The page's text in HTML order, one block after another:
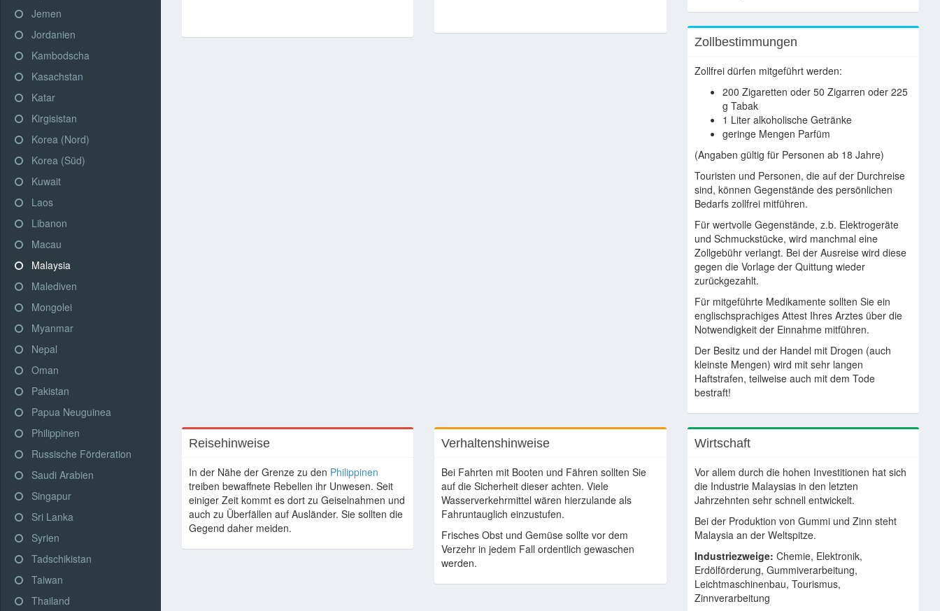
Jemen
Jordanien
Kambodscha
Kasachstan
Katar
Kirgisistan
Korea (Nord)
Korea (Süd)
Kuwait
Laos
Libanon
Macau
Malaysia
Malediven
Mongolei
Myanmar
Nepal
Oman
Pakistan
Papua Neuguinea
Philippinen
Russische Förderation
Saudi Arabien
Singapur
Sri Lanka
Syrien
Tadschikistan
Taiwan
Thailand
Zollbestimmungen
Zollfrei dürfen mitgeführt werden:
200 Zigaretten oder 50 Zigarren oder 225
g Tabak
1 Liter alkoholische Getränke
geringe Mengen Parfüm
(Angaben gültig für Personen ab 18 Jahre)
Touristen und Personen, die auf der Durchreise
sind, können Gegenstände des persönlichen
Bedarfs zollfrei mitführen.
Für wertvolle Gegenstände, z.b. Elektrogeräte
und Schmuckstücke, wird manchmal eine
Zollgebühr verlangt. Bei der Ausreise wird diese
gegen die Vorlage der Quittung wieder
zurückgezahlt.
Für mitgeführte Medikamente sollten Sie ein
englischsprachiges Attest Ihres Arztes über die
Notwendigkeit der Einnahme mitführen.
Der Besitz und der Handel mit Drogen (auch
kleinste Mengen) wird mit sehr langen
Haftstrafen, teilweise auch mit dem Tode
bestraft!
Reisehinweise
In der Nähe der Grenze zu den Philippinen
treiben bewaffnete Rebellen ihr Unwesen. Seit
einiger Zeit kommt es dort zu Geiselnahmen und
auch zu Überfällen auf Ausländer. Sie sollten die
Gegend daher meiden.
Verhaltenshinweise
Bei Fahrten mit Booten und Fähren sollten Sie
auf die Sicherheit dieser achten. Viele
Wasserverkehrmittel wären hierzulande als
Fahruntauglich einzustufen.
Frisches Obst und Gemüse sollte vor dem
Verzehr in jedem Fall ordentlich gewaschen
werden.
Wirtschaft
Vor allem durch die hohen Investitionen hat sich
die Industrie Malaysias in den letzten
Jahrzehnten sehr schnell entwickelt.
Bei der Produktion von Gummi und Zinn steht
Malaysia an der Weltspitze.
Industriezweige: Chemie, Elektronik,
Erdölförderung, Gummiverarbeitung,
Leichtmaschinenbau, Tourismus,
Zinnverarbeitung